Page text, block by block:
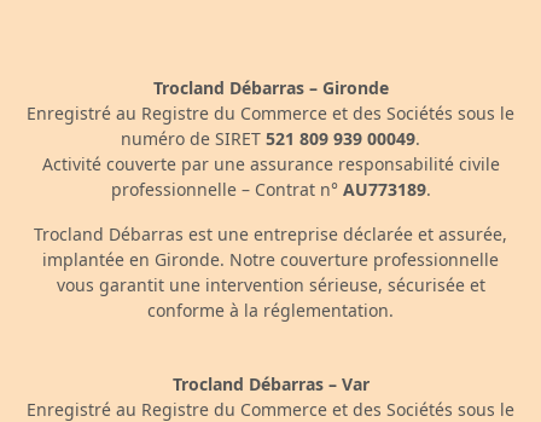
Trocland Débarras – Gironde
Enregistré au Registre du Commerce et des Sociétés sous le
numéro de SIRET 521 809 939 00049.
Activité couverte par une assurance responsabilité civile
professionnelle – Contrat n° AU773189.
Trocland Débarras est une entreprise déclarée et assurée,
implantée en Gironde. Notre couverture professionnelle
vous garantit une intervention sérieuse, sécurisée et
conforme à la réglementation.
Trocland Débarras – Var
Enregistré au Registre du Commerce et des Sociétés sous le